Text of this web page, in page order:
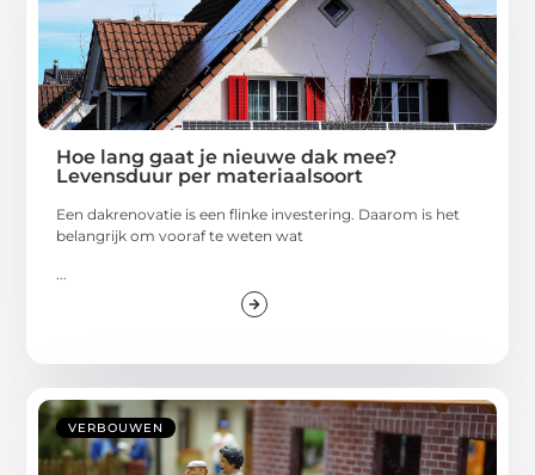
Hoe lang gaat je nieuwe dak mee?
Levensduur per materiaalsoort
Een dakrenovatie is een flinke investering. Daarom is het
belangrijk om vooraf te weten wat
...
VERBOUWEN